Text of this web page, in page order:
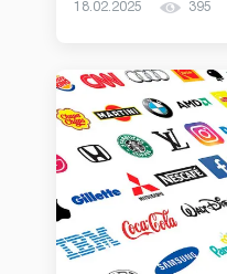
18.02.2025 395